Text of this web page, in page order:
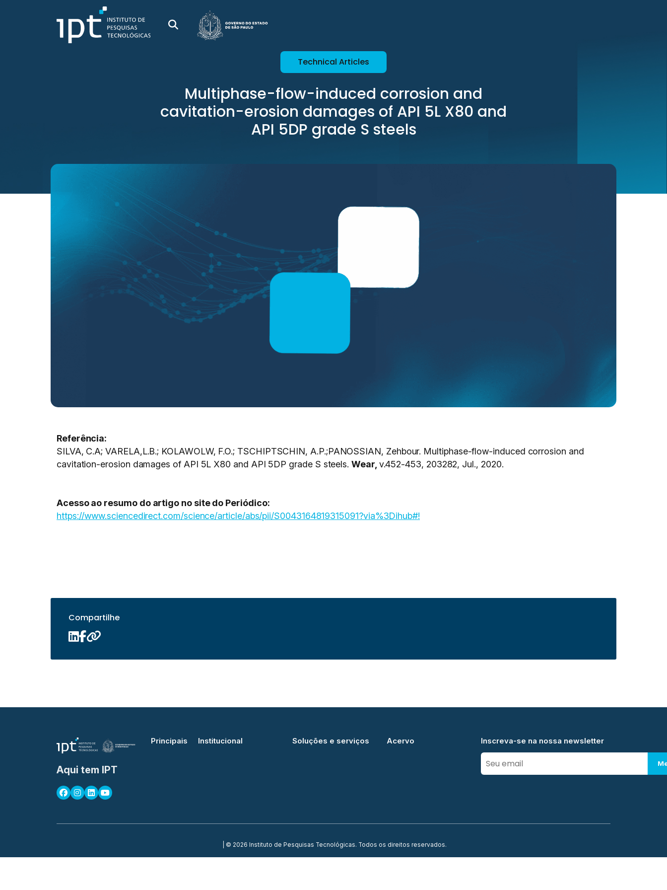
Technical Articles
Multiphase-flow-induced corrosion and
cavitation-erosion damages of API 5L X80 and
API 5DP grade S steels
Referência:
SILVA, C.A; VARELA,L.B.; KOLAWOLW, F.O.; TSCHIPTSCHIN, A.P.;PANOSSIAN, Zehbour. Multiphase-flow-induced corrosion and
cavitation-erosion damages of API 5L X80 and API 5DP grade S steels.Wear, v.452-453, 203282, Jul., 2020.
Acesso ao resumo do artigo no site do Periódico:
https://www.sciencedirect.com/science/article/abs/pii/S0043164819315091?via%3Dihub#!
Compartilhe
Aqui tem IPT
Principais Institucional Soluções e serviços Acervo Inscreva-se na nossa newsletter
| © 2026 Instituto de Pesquisas Tecnológicas. Todos os direitos reservados.